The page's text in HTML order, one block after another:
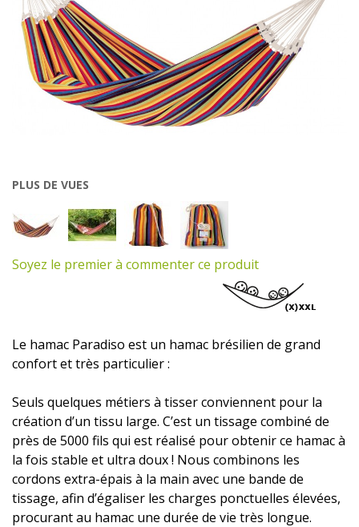
PLUS DE VUES
Soyez le premier à commenter ce produit
Le hamac Paradiso est un hamac brésilien de grand
confort et très particulier :
Seuls quelques métiers à tisser conviennent pour la
création d’un tissu large. C’est un tissage combiné de
près de 5000 fils qui est réalisé pour obtenir ce hamac à
la fois stable et ultra doux ! Nous combinons les
cordons extra-épais à la main avec une bande de
tissage, afin d’égaliser les charges ponctuelles élevées,
procurant au hamac une durée de vie très longue.